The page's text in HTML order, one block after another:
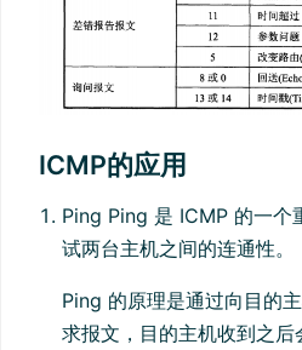
ICMP的应用
Ping Ping 是 ICMP 的一个
试两台主机之间的连通性。
Ping 的原理是通过向目的
求报文，目的主机收到之